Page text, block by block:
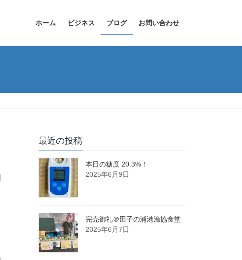
ホーム ビジネス ブログ お問い合わせ
最近の投稿
本日の糖度 20.3%！
2025年6月9日
完売御礼＠田子の浦港漁協食堂
2025年6月7日